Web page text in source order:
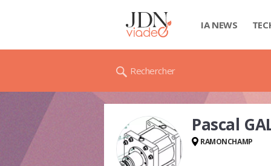
IA NEWS
Rechercher
Pascal
RAMONCHAMP